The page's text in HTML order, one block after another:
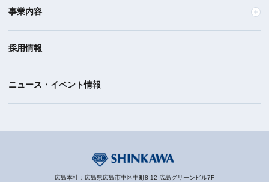
事業内容
採用情報
ニュース・イベント情報
広島本社：広島県広島市中区中町8-12 広島グリーンビル7F